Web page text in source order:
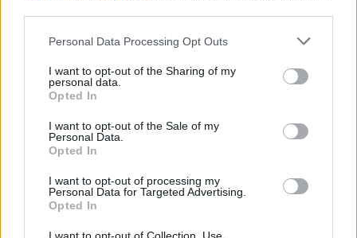
Personal Data Processing Opt Outs
I want to opt-out of the Sharing of my
personal data.
Opted In
I want to opt-out of the Sale of my
Personal Data.
Opted In
I want to opt-out of processing my
Personal Data for Targeted Advertising.
Opted In